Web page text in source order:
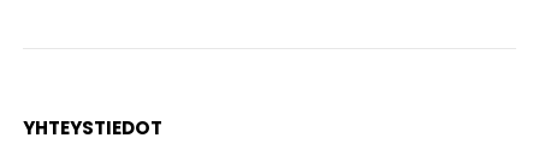
YHTEYSTIEDOT